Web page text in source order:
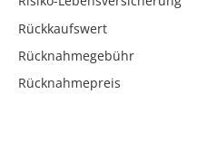
Rückkaufswert
Rücknahmegebühr
Rücknahmepreis